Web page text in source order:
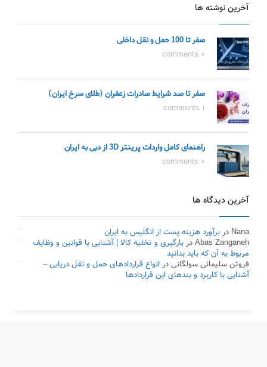
آخرین نوشته ها
صفر تا 100 حمل و نقل داخلی
0 comments
صفر تا صد شرایط صادرات زعفران (طلای سرخ ایران)
1 comments
راهنمای کامل واردات پرینتر 3D از دبی به ایران
0 comments
آخرین دیدگاه ها
Nana در برآورد هزینه پست از انگلیس به ایران
Abas Zanganehدر بارگیری و تخلیه کالا | آشنایی با قوانین و وظایف
مربوط به آن که باید بدانید
فروتن سلیمانی سولگانیدر انواع قراردادهای حمل و نقل دریایی –
آشنایی با کاربرد و بندهای این قراردادها